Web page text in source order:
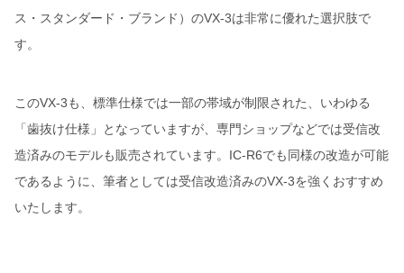
ス・スタンダード・ブランド）のVX-3は非常に優れた選択肢で
す。
このVX-3も、標準仕様では一部の帯域が制限された、いわゆる
「歯抜け仕様」となっていますが、専門ショップなどでは受信改
造済みのモデルも販売されています。IC-R6でも同様の改造が可能
であるように、筆者としては受信改造済みのVX-3を強くおすすめ
いたします。